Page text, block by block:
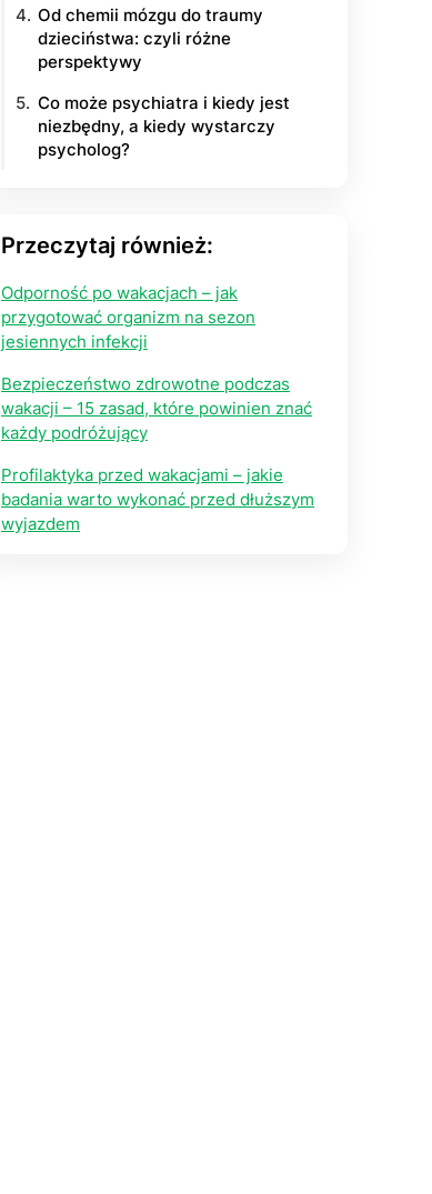
Od chemii mózgu do traumy
dzieciństwa: czyli różne
perspektywy
Co może psychiatra i kiedy jest
niezbędny, a kiedy wystarczy
psycholog?
Przeczytaj również:
Odporność po wakacjach – jak
przygotować organizm na sezon
jesiennych infekcji
Bezpieczeństwo zdrowotne podczas
wakacji – 15 zasad, które powinien znać
każdy podróżujący
Profilaktyka przed wakacjami – jakie
badania warto wykonać przed dłuższym
wyjazdem